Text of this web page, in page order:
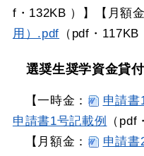
f・132KB ）】【月額
用）.pdf （pdf・117KB
選奨生奨学資金貸
【一時金： 申請書
申請書1号記載例
（pdf
【月額金：
申請書